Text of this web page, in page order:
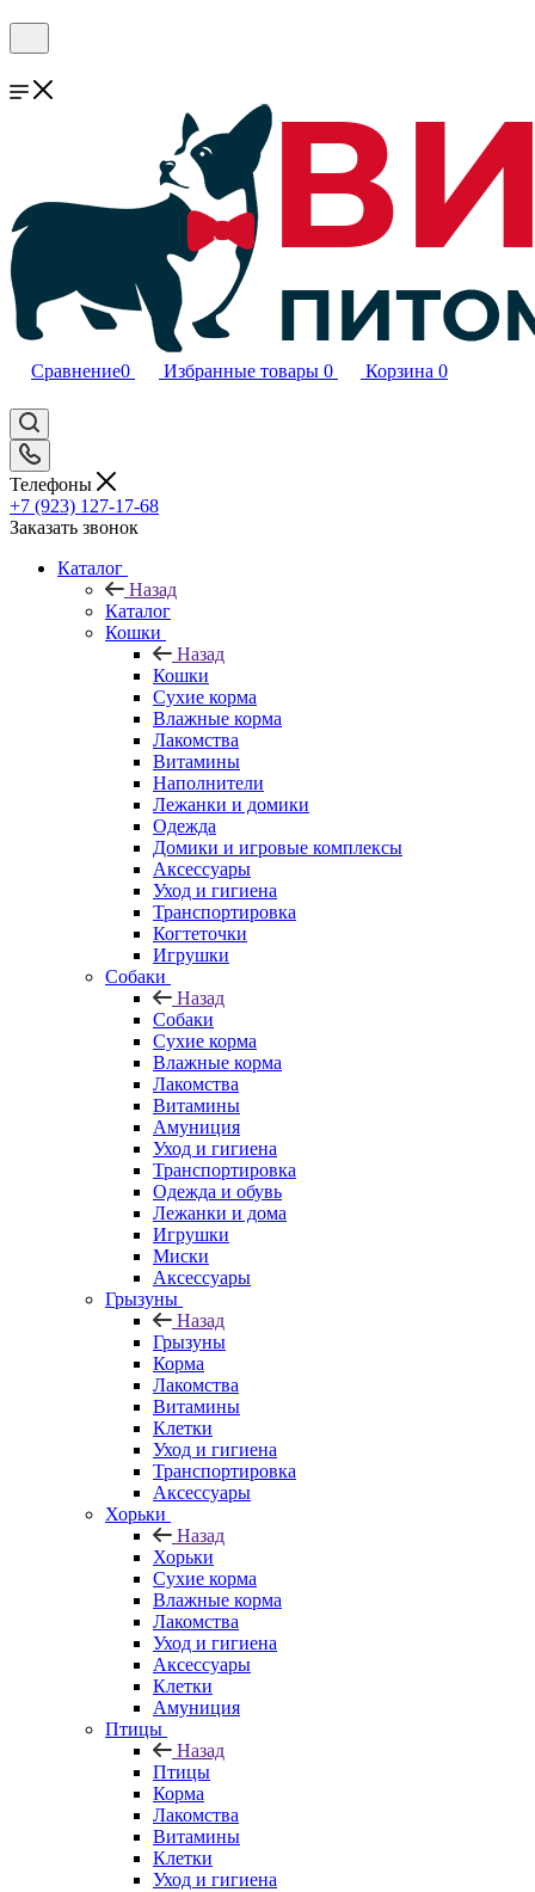
Сравнение0 Избранные товары 0 Корзина 0
Телефоны
+7 (923) 127-17-68
Заказать звонок
Каталог
Назад
Каталог
Кошки
Назад
Кошки
Сухие корма
Влажные корма
Лакомства
Витамины
Наполнители
Лежанки и домики
Одежда
Домики и игровые комплексы
Аксессуары
Уход и гигиена
Транспортировка
Когтеточки
Игрушки
Собаки
Назад
Собаки
Сухие корма
Влажные корма
Лакомства
Витамины
Амуниция
Уход и гигиена
Транспортировка
Одежда и обувь
Лежанки и дома
Игрушки
Миски
Аксессуары
Грызуны
Назад
Грызуны
Корма
Лакомства
Витамины
Клетки
Уход и гигиена
Транспортировка
Аксессуары
Хорьки
Назад
Хорьки
Сухие корма
Влажные корма
Лакомства
Уход и гигиена
Аксессуары
Клетки
Амуниция
Птицы
Назад
Птицы
Корма
Лакомства
Витамины
Клетки
Уход и гигиена